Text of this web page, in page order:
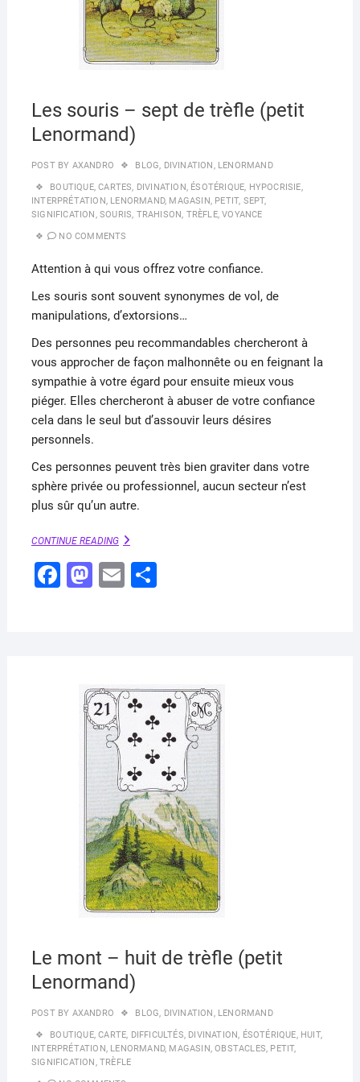
Les souris – sept de trèfle (petit
Lenormand)
POST BY AXANDRO BLOG, DIVINATION, LENORMAND
BOUTIQUE,CARTES, DIVINATION, ÉSOTÉRIQUE, HYPOCRISIE,
INTERPRÉTATION, LENORMAND, MAGASIN, PETIT, SEPT,
SIGNIFICATION, SOURIS, TRAHISON, TRÈFLE,VOYANCE
NO COMMENTS
Attention à qui vous offrez votre confiance.
Les souris sont souvent synonymes de vol, de
manipulations, d’extorsions…
Des personnes peu recommandables chercheront à
vous approcher de façon malhonnête ou en feignant la
sympathie à votre égard pour ensuite mieux vous
piéger. Elles chercheront à abuser de votre confiance
cela dans le seul but d’assouvir leurs désires
personnels.
Ces personnes peuvent très bien graviter dans votre
sphère privée ou professionnel, aucun secteur n’est
plus sûr qu’un autre.
CONTINUE READINGLES
–
SEPT
F M
o
n
E P
Le mont – huit de trèfle (petit
Lenormand)
POST BY AXANDRO BLOG, DIVINATION, LENORMAND
BOUTIQUE,CARTE, DIFFICULTÉS, DIVINATION, ÉSOTÉRIQUE, HUIT,
INTERPRÉTATION, LENORMAND, MAGASIN,OBSTACLES, PETIT,
SIGNIFICATION, TRÈFLE